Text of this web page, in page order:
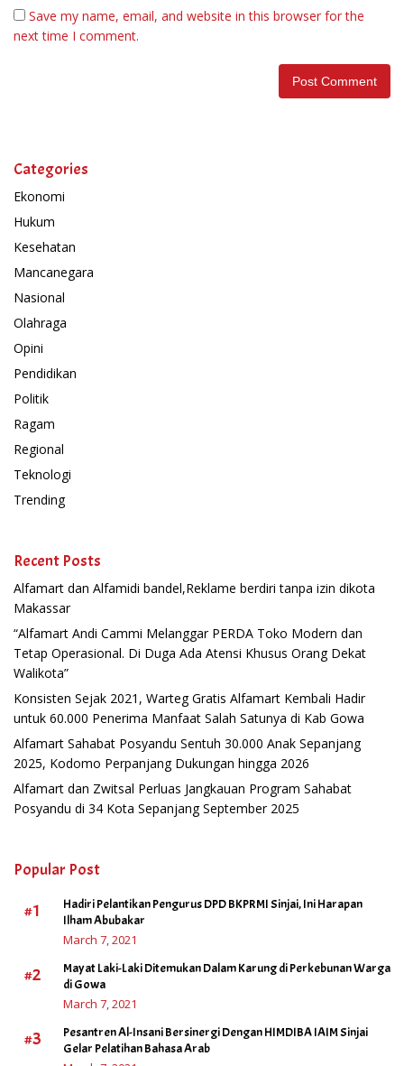
Save my name, email, and website in this browser for the
next time I comment.
Categories
Ekonomi
Hukum
Kesehatan
Mancanegara
Nasional
Olahraga
Opini
Pendidikan
Politik
Ragam
Regional
Teknologi
Trending
Recent Posts
Alfamart dan Alfamidi bandel,Reklame berdiri tanpa izin dikota
Makassar
“Alfamart Andi Cammi Melanggar PERDA Toko Modern dan
Tetap Operasional. Di Duga Ada Atensi Khusus Orang Dekat
Walikota”
Konsisten Sejak 2021, Warteg Gratis Alfamart Kembali Hadir
untuk 60.000 Penerima Manfaat Salah Satunya di Kab Gowa
Alfamart Sahabat Posyandu Sentuh 30.000 Anak Sepanjang
2025, Kodomo Perpanjang Dukungan hingga 2026
Alfamart dan Zwitsal Perluas Jangkauan Program Sahabat
Posyandu di 34 Kota Sepanjang September 2025
Popular Post
#1
Hadiri Pelantikan Pengurus DPD BKPRMI Sinjai, Ini Harapan
Ilham Abubakar
March 7, 2021
#2
Mayat Laki-Laki Ditemukan Dalam Karung di Perkebunan Warga
di Gowa
March 7, 2021
#3
Pesantren Al-Insani Bersinergi Dengan HIMDIBA IAIM Sinjai
Gelar Pelatihan Bahasa Arab